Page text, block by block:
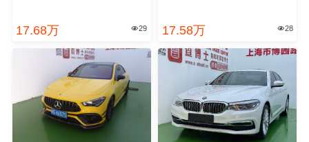
17.68万 29 17.58万 28